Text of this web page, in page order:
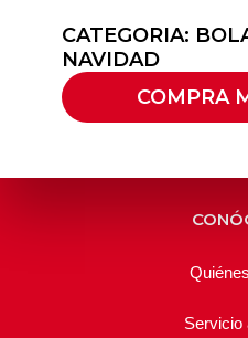
CATEGORIA:
NAVIDAD
COMPRA
Servicio